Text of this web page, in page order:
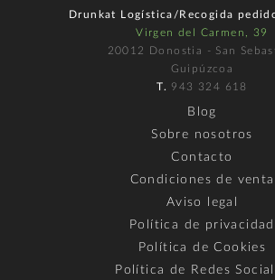
Drunkat Logística/Recogida
Virgen del Carmen, 39
20012 Donostia - San
Guipúzcoa
T. 943 324 618
Blog
Sobre nosotros
Contacto
Condiciones de venta
Aviso legal
Política de privacidad
Política de Cookies
Política de Redes